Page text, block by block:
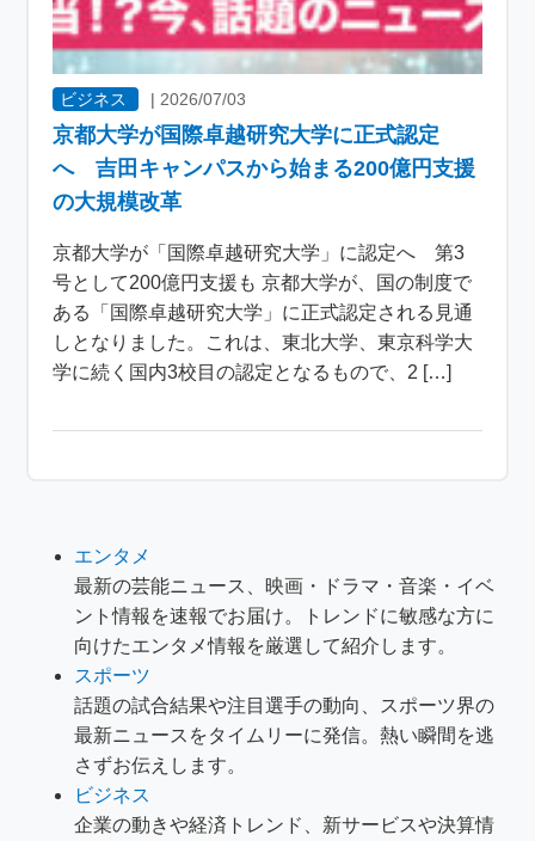
ビジネス | 2026/07/03
京都大学が国際卓越研究大学に正式認定
へ 吉田キャンパスから始まる200億円支援
の大規模改革
京都大学が「国際卓越研究大学」に認定へ 第3
号として200億円支援も 京都大学が、国の制度で
ある「国際卓越研究大学」に正式認定される見通
しとなりました。これは、東北大学、東京科学大
学に続く国内3校目の認定となるもので、2 […]
エンタメ
最新の芸能ニュース、映画・ドラマ・音楽・イベ
ント情報を速報でお届け。トレンドに敏感な方に
向けたエンタメ情報を厳選して紹介します。
スポーツ
話題の試合結果や注目選手の動向、スポーツ界の
最新ニュースをタイムリーに発信。熱い瞬間を逃
さずお伝えします。
ビジネス
企業の動きや経済トレンド、新サービスや決算情